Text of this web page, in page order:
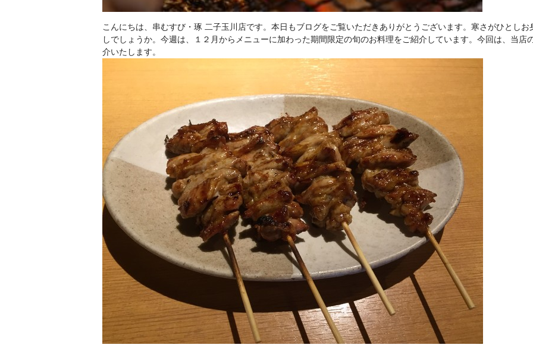
こんにちは、串むすび・琢 二子玉川店です。本日もブログをご覧いただきありがとうございます。寒さがひとし
しでしょうか。今週は、１２月からメニューに加わった期間限定の旬のお料理をご紹介しています。今回は、当店
介いたします。